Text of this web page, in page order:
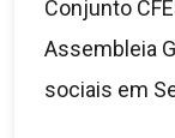
Conjunto
Assembleia
sociais em